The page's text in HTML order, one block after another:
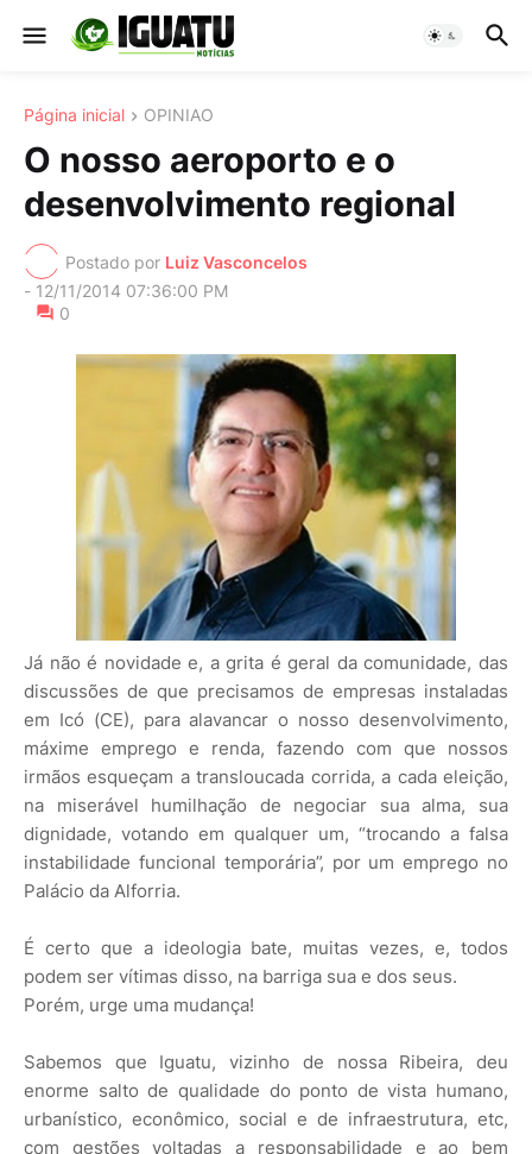
Página inicial OPINIAO
O nosso aeroporto e o
desenvolvimento regional
Postado por Luiz Vasconcelos
- 12/11/2014 07:36:00 PM
0
Já não é novidade e, a grita é geral da comunidade, das
discussões de que precisamos de empresas instaladas
em Icó (CE), para alavancar o nosso desenvolvimento,
máxime emprego e renda, fazendo com que nossos
irmãos esqueçam a transloucada corrida, a cada eleição,
na miserável humilhação de negociar sua alma, sua
dignidade, votando em qualquer um, “trocando a falsa
instabilidade funcional temporária”, por um emprego no
Palácio da Alforria.
É certo que a ideologia bate, muitas vezes, e, todos
podem ser vítimas disso, na barriga sua e dos seus.
Porém, urge uma mudança!
Sabemos que Iguatu, vizinho de nossa Ribeira, deu
enorme salto de qualidade do ponto de vista humano,
urbanístico, econômico, social e de infraestrutura, etc,
com gestões voltadas a responsabilidade e ao bem